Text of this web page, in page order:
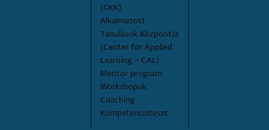
(GKK)
Alkalmazott
Tanulások Központja
(Center for Applied
Learning – CAL)
Mentor program
Workshopok
Coaching
Kompetenciateszt